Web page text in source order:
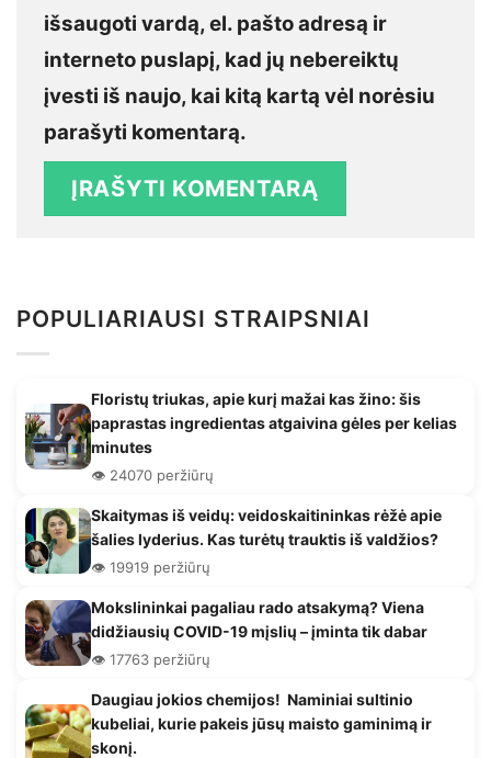
išsaugoti vardą, el. pašto adresą ir
interneto puslapį, kad jų nebereiktų
įvesti iš naujo, kai kitą kartą vėl norėsiu
parašyti komentarą.
POPULIARIAUSI STRAIPSNIAI
Floristų triukas, apie kurį mažai kas žino: šis
paprastas ingredientas atgaivina gėles per kelias
minutes
👁️ 24070 peržiūrų
Skaitymas iš veidų: veidoskaitininkas rėžė apie
šalies lyderius. Kas turėtų trauktis iš valdžios?
👁️ 19919 peržiūrų
Mokslininkai pagaliau rado atsakymą? Viena
didžiausių COVID-19 mįslių – įminta tik dabar
👁️ 17763 peržiūrų
Daugiau jokios chemijos! Naminiai sultinio
kubeliai, kurie pakeis jūsų maisto gaminimą ir
skonį.